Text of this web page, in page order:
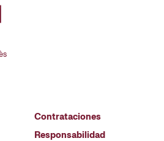
Contrataciones
Responsabilidad